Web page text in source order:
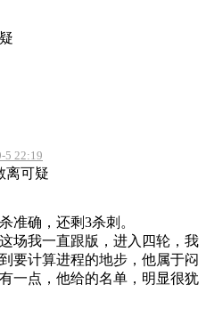
5 22:19
离可疑
准确，还剩3杀刺。
场我一直跟版，进入四轮，我
要计算进程的地步，他属于闷
一点，他给的名单，明显很犹